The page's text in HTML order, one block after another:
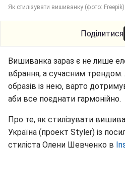
Як стилізувати вишиванку (фото: Freepik)
Поділитися
Вишиванка зараз є не лише
вбрання, а сучасним трендом.
образів із нею, варто
аби все поєднати гармонійно.
Про те, як стилізувати
Україна (проект Styler) із
стиліста Олени Шевченко в